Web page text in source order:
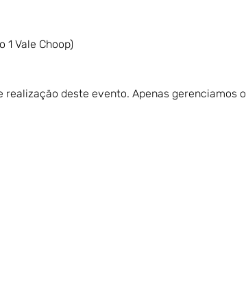
Vale Choop)
deste evento. Apenas gerenciamos o